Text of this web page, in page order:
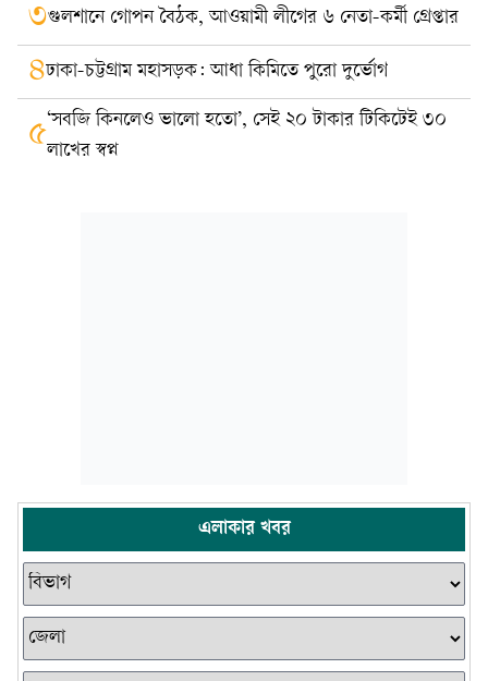
৩গুলশানে গোপন বৈঠক, আওয়ামী লীগের ৬ নেতা-কর্মী গ্রেপ্তার
৪ঢাকা-চট্টগ্রাম মহাসড়ক: আধা কিমিতে পুরো দুর্ভোগ
৫‘সবজি কিনলেও ভালো হতো’, সেই ২০ টাকার টিকিটেই ৩০
লাখের স্বপ্ন
এলাকার খবর